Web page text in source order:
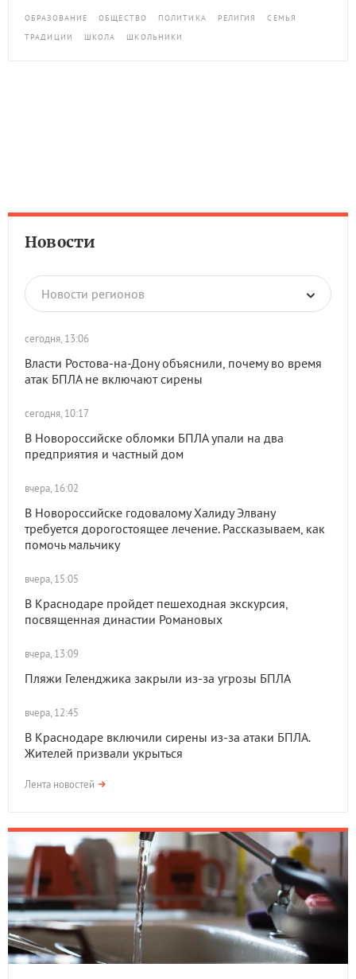
ОБРАЗОВАНИЕ ОБЩЕСТВО ПОЛИТИКА РЕЛИГИЯ
СЕМЬЯ
ТРАДИЦИИ
ШКОЛА ШКОЛЬНИКИ
Новости
Новости регионов
сегодня, 13:06
Власти Ростова-на-Дону объяснили, почему во время
атак БПЛА не включают сирены
сегодня, 10:17
В Новороссийске обломки БПЛА упали на два
предприятия и частный дом
вчера, 16:02
В Новороссийске годовалому Халиду Элвану
требуется дорогостоящее лечение. Рассказываем, как
помочь мальчику
вчера, 15:05
В Краснодаре пройдет пешеходная экскурсия,
посвященная династии Романовых
вчера, 13:09
Пляжи Геленджика закрыли из-за угрозы БПЛА
вчера, 12:45
В Краснодаре включили сирены из-за атаки БПЛА.
Жителей призвали укрыться
Лента новостей